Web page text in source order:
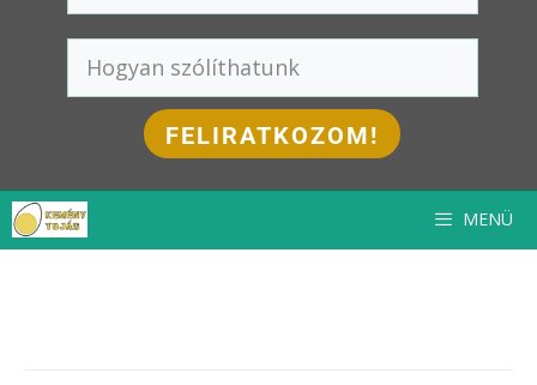
Kilépés
MENÜ
FELIRATKOZOM!